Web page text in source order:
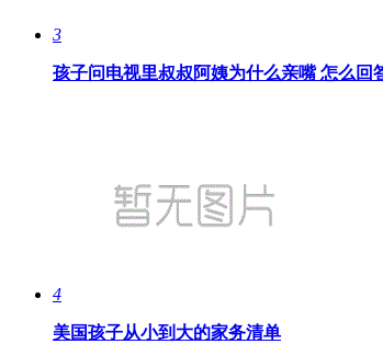
3
孩子问电视里叔叔阿姨为什么亲嘴 怎么回
4
美国孩子从小到大的家务清单